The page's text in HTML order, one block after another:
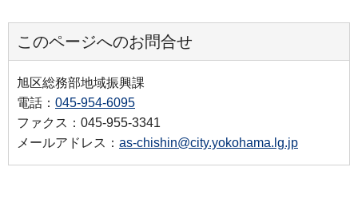
このページへのお問合せ
旭区総務部地域振興課
電話： 045-954-6095
ファクス：045-955-3341
メールアドレス： as-chishin@city.yokohama.lg.jp